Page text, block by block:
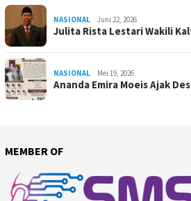
NASIONAL Juni 22, 2026
Julita Rista Lestari Wakili
NASIONAL Mei 19, 2026
Ananda Emira Moeis Ajak
MEMBER OF